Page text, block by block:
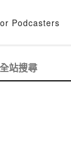
Podcasters